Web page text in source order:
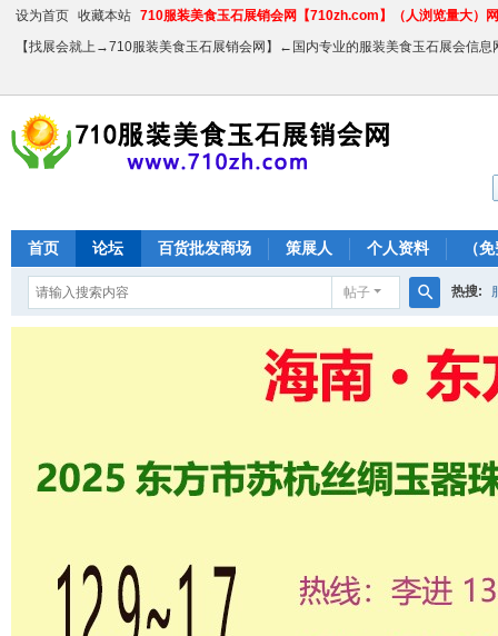
设为首页 收藏本站 710服装美食玉石展销会网【710zh.com】（人浏览量大）
【找展会就上→710服装美食玉石展销会网】←国内专业的服装美食玉石展会信息
首页 论坛 百货批发商场 策展人 个人资料 （
帖子
搜
索
热搜: